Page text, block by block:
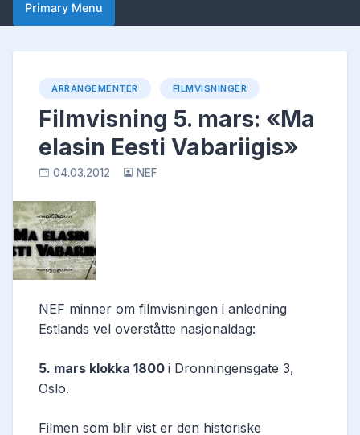
Primary Menu
ARRANGEMENTER FILMVISNINGER
Filmvisning 5. mars: «Ma
elasin Eesti Vabariigis»
04.03.2012 NEF
NEF minner om filmvisningen i anledning
Estlands vel overståtte nasjonaldag:
5. mars klokka 1800 i Dronningensgate 3,
Oslo.
Filmen som blir vist er den historiske